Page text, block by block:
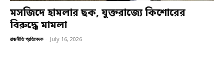
মসজিদে হামলার ছক, যুক্তরাজ্যে কিশোরের
বিরুদ্ধে মামলা
রাজনীতি প্রতিবেদক - July 16, 2026